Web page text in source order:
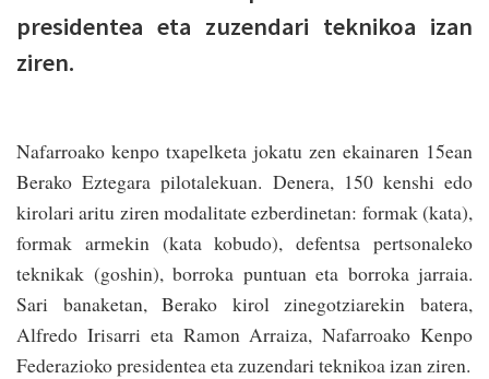
presidentea eta zuzendari teknikoa izan
ziren.
Nafarroako kenpo txapelketa jokatu zen ekainaren 15ean
Berako Eztegara pilotalekuan. Denera, 150 kenshi edo
kirolari aritu ziren modalitate ezberdinetan: formak (kata),
formak armekin (kata kobudo), defentsa pertsonaleko
teknikak (goshin), borroka puntuan eta borroka jarraia.
Sari banaketan, Berako kirol zinegotziarekin batera,
Alfredo Irisarri eta Ramon Arraiza, Nafarroako Kenpo
Federazioko presidentea eta zuzendari teknikoa izan ziren.